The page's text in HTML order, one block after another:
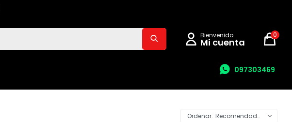
097303469
0
Recomendados